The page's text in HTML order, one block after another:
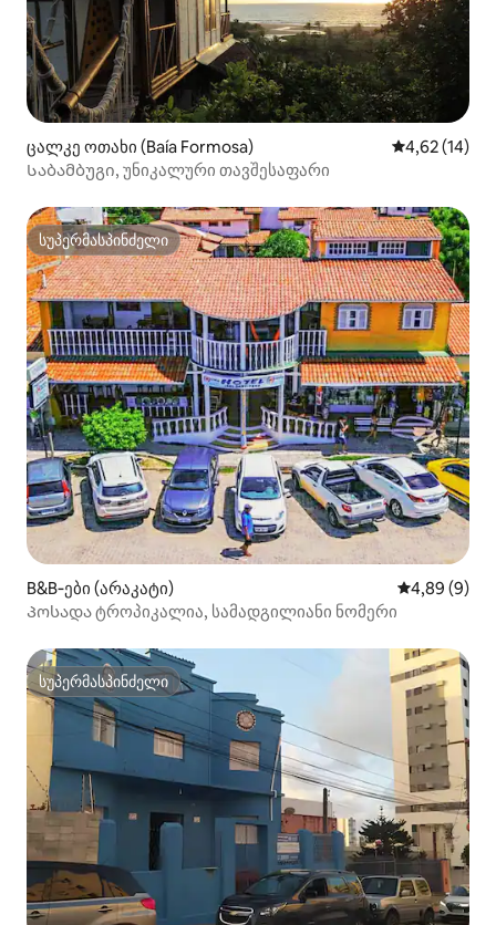
ცალკე ოთახი (Baía Formosa) საშუალო
4,62 (14)
Საბამბუგი, უნიკალური თავშესაფარი
სუპერმასპინძელი
სუპერმასპინძელი
B&B‑ები (არაკატი) საშუალო
4,89 (9)
Პოსადა ტროპიკალია, სამადგილიანი ნომერი
სუპერმასპინძელი
სუპერმასპინძელი